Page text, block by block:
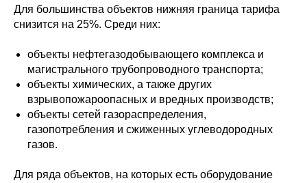
Для большинства объектов нижняя граница тарифа
снизится на 25%. Среди них:
объекты нефтегазодобывающего комплекса и
магистрального трубопроводного транспорта;
объекты химических, а также других
взрывопожароопасных и вредных производств;
объекты сетей газораспределения,
газопотребления и сжиженных углеводородных
газов.
Для ряда объектов, на которых есть оборудование